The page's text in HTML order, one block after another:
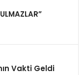
Vakti Geldi